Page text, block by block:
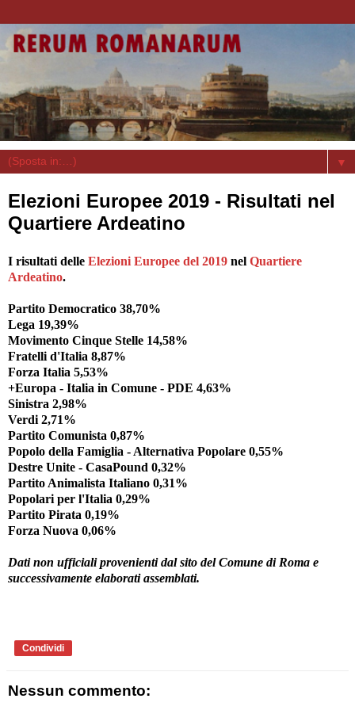
▼
Elezioni Europee 2019 - Risultati nel
Quartiere Ardeatino
I risultati delle Elezioni Europee del 2019 nel Quartiere
Ardeatino.
Partito Democratico 38,70%
Lega 19,39%
Movimento Cinque Stelle 14,58%
Fratelli d'Italia 8,87%
Forza Italia 5,53%
+Europa - Italia in Comune - PDE 4,63%
Sinistra 2,98%
Verdi 2,71%
Partito Comunista 0,87%
Popolo della Famiglia - Alternativa Popolare 0,55%
Destre Unite - CasaPound 0,32%
Partito Animalista Italiano 0,31%
Popolari per l'Italia 0,29%
Partito Pirata 0,19%
Forza Nuova 0,06%
Dati non ufficiali provenienti dal sito del Comune di Roma e
successivamente elaborati assemblati.
Condividi
Nessun commento: